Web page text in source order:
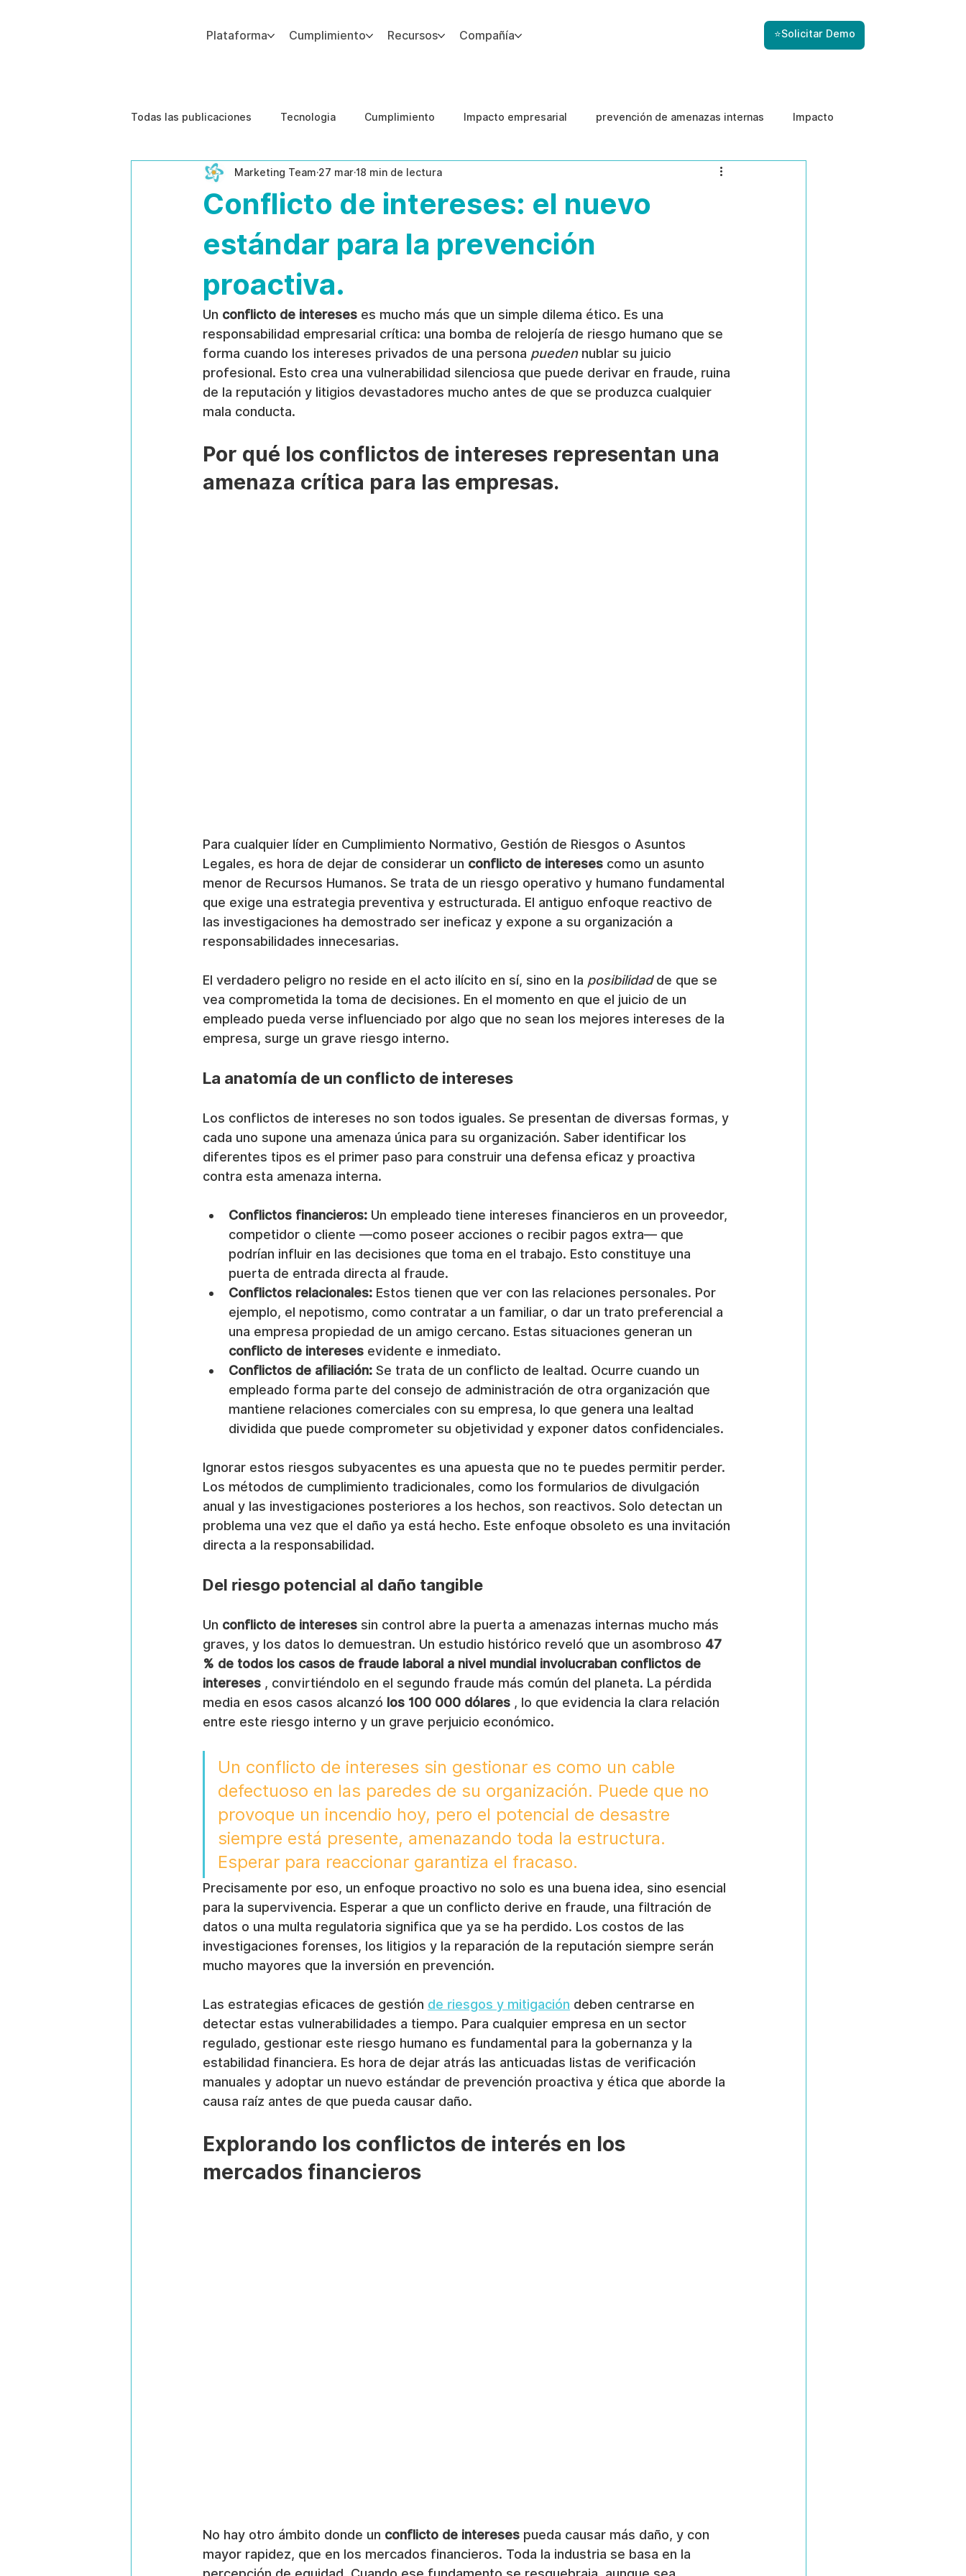
Plataforma Cumplimiento Recursos Compañía ⭐Solicitar Demo
Todas las publicaciones Tecnologia Cumplimiento Impacto empresarial prevención de amenazas internas Impacto
Estudios de caso Etica de IA Integridad del Capital Humano
Conflicto de intereses: el nuevo
estándar para la prevención
proactiva.
Marketing Team 27 mar18 min de lectura
Un conflicto de intereses es mucho más que un simple dilema ético. Es una
responsabilidad empresarial crítica: una bomba de relojería de riesgo humano que se
forma cuando los intereses privados de una persona pueden nublar su juicio
profesional. Esto crea una vulnerabilidad silenciosa que puede derivar en fraude, ruina
de la reputación y litigios devastadores mucho antes de que se produzca cualquier
mala conducta.
Por qué los conflictos de intereses representan una
amenaza crítica para las empresas.
Para cualquier líder en Cumplimiento Normativo, Gestión de Riesgos o Asuntos
Legales, es hora de dejar de considerar un conflicto de intereses como un asunto
menor de Recursos Humanos. Se trata de un riesgo operativo y humano fundamental
que exige una estrategia preventiva y estructurada. El antiguo enfoque reactivo de
las investigaciones ha demostrado ser ineficaz y expone a su organización a
responsabilidades innecesarias.
El verdadero peligro no reside en el acto ilícito en sí, sino en la posibilidad de que se
vea comprometida la toma de decisiones. En el momento en que el juicio de un
empleado pueda verse influenciado por algo que no sean los mejores intereses de la
empresa, surge un grave riesgo interno.
La anatomía de un conflicto de intereses
Los conflictos de intereses no son todos iguales. Se presentan de diversas formas, y
cada uno supone una amenaza única para su organización. Saber identificar los
diferentes tipos es el primer paso para construir una defensa eficaz y proactiva
contra esta amenaza interna.
Conflictos financieros: Un empleado tiene intereses financieros en un proveedor,
competidor o cliente —como poseer acciones o recibir pagos extra— que
podrían influir en las decisiones que toma en el trabajo. Esto constituye una
puerta de entrada directa al fraude.
Conflictos relacionales: Estos tienen que ver con las relaciones personales. Por
ejemplo, el nepotismo, como contratar a un familiar, o dar un trato preferencial a
una empresa propiedad de un amigo cercano. Estas situaciones generan un
conflicto de intereses evidente e inmediato.
Conflictos de afiliación: Se trata de un conflicto de lealtad. Ocurre cuando un
empleado forma parte del consejo de administración de otra organización que
mantiene relaciones comerciales con su empresa, lo que genera una lealtad
dividida que puede comprometer su objetividad y exponer datos confidenciales.
Ignorar estos riesgos subyacentes es una apuesta que no te puedes permitir perder.
Los métodos de cumplimiento tradicionales, como los formularios de divulgación
anual y las investigaciones posteriores a los hechos, son reactivos. Solo detectan un
problema una vez que el daño ya está hecho. Este enfoque obsoleto es una invitación
directa a la responsabilidad.
Del riesgo potencial al daño tangible
Un conflicto de intereses sin control abre la puerta a amenazas internas mucho más
graves, y los datos lo demuestran. Un estudio histórico reveló que un asombroso 47
% de todos los casos de fraude laboral a nivel mundial involucraban conflictos de
intereses , convirtiéndolo en el segundo fraude más común del planeta. La pérdida
media en esos casos alcanzó los 100 000 dólares , lo que evidencia la clara relación
entre este riesgo interno y un grave perjuicio económico.
Un conflicto de intereses sin gestionar es como un cable
defectuoso en las paredes de su organización. Puede que no
provoque un incendio hoy, pero el potencial de desastre
siempre está presente, amenazando toda la estructura.
Esperar para reaccionar garantiza el fracaso.
Precisamente por eso, un enfoque proactivo no solo es una buena idea, sino esencial
para la supervivencia. Esperar a que un conflicto derive en fraude, una filtración de
datos o una multa regulatoria significa que ya se ha perdido. Los costos de las
investigaciones forenses, los litigios y la reparación de la reputación siempre serán
mucho mayores que la inversión en prevención.
Las estrategias eficaces de gestión de riesgos y mitigación deben centrarse en
detectar estas vulnerabilidades a tiempo. Para cualquier empresa en un sector
regulado, gestionar este riesgo humano es fundamental para la gobernanza y la
estabilidad financiera. Es hora de dejar atrás las anticuadas listas de verificación
manuales y adoptar un nuevo estándar de prevención proactiva y ética que aborde la
causa raíz antes de que pueda causar daño.
Explorando los conflictos de interés en los
mercados financieros
No hay otro ámbito donde un conflicto de intereses pueda causar más daño, y con
mayor rapidez, que en los mercados financieros. Toda la industria se basa en la